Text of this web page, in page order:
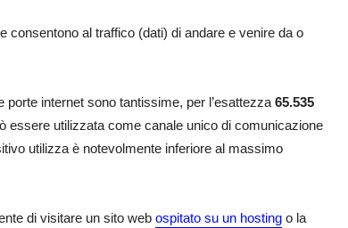
consentono al traffico (dati) di andare e venire da o
internet sono tantissime, per l’esattezza 65.535
essere utilizzata come canale unico di comunicazione
utilizza è notevolmente inferiore al massimo
di visitare un sito web ospitato su un hosting o la